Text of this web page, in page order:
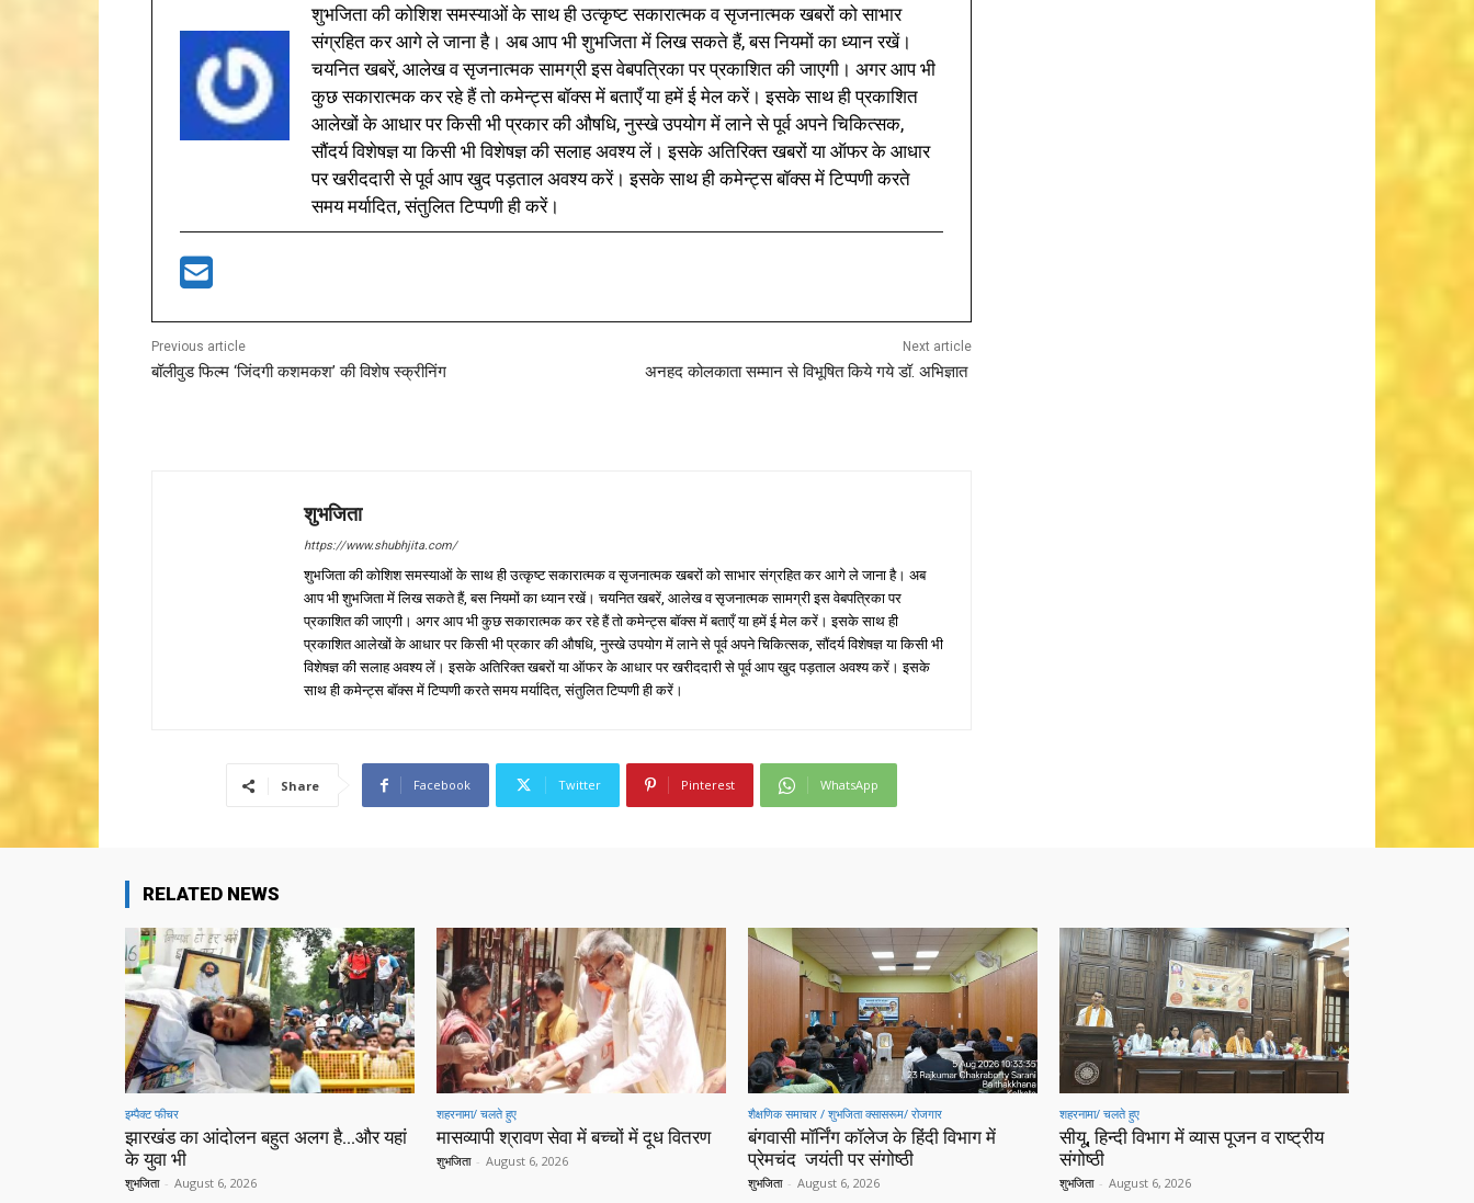
शुभजिता की कोशिश समस्याओं के साथ ही उत्कृष्ट सकारात्मक व सृजनात्मक खबरों को साभार
संग्रहित कर आगे ले जाना है। अब आप भी शुभजिता में लिख सकते हैं, बस नियमों का ध्यान रखें।
चयनित खबरें, आलेख व सृजनात्मक सामग्री इस वेबपत्रिका पर प्रकाशित की जाएगी। अगर आप भी
कुछ सकारात्मक कर रहे हैं तो कमेन्ट्स बॉक्स में बताएँ या हमें ई मेल करें। इसके साथ ही प्रकाशित
आलेखों के आधार पर किसी भी प्रकार की औषधि, नुस्खे उपयोग में लाने से पूर्व अपने चिकित्सक,
सौंदर्य विशेषज्ञ या किसी भी विशेषज्ञ की सलाह अवश्य लें। इसके अतिरिक्त खबरों या ऑफर के आधार
पर खरीददारी से पूर्व आप खुद पड़ताल अवश्य करें। इसके साथ ही कमेन्ट्स बॉक्स में टिप्पणी करते
समय मर्यादित, संतुलित टिप्पणी ही करें।
Previous article
बॉलीवुड फिल्म ‘जिंदगी कशमकश’ की विशेष स्क्रीनिंग
Next article
अनहद कोलकाता सम्मान से विभूषित किये गये डॉ. अभिज्ञात
शुभजिता
https://www.shubhjita.com/
शुभजिता की कोशिश समस्याओं के साथ ही उत्कृष्ट सकारात्मक व सृजनात्मक खबरों को साभार संग्रहित कर आगे ले जाना है। अब
आप भी शुभजिता में लिख सकते हैं, बस नियमों का ध्यान रखें। चयनित खबरें, आलेख व सृजनात्मक सामग्री इस वेबपत्रिका पर
प्रकाशित की जाएगी। अगर आप भी कुछ सकारात्मक कर रहे हैं तो कमेन्ट्स बॉक्स में बताएँ या हमें ई मेल करें। इसके साथ ही
प्रकाशित आलेखों के आधार पर किसी भी प्रकार की औषधि, नुस्खे उपयोग में लाने से पूर्व अपने चिकित्सक, सौंदर्य विशेषज्ञ या किसी भी
विशेषज्ञ की सलाह अवश्य लें। इसके अतिरिक्त खबरों या ऑफर के आधार पर खरीददारी से पूर्व आप खुद पड़ताल अवश्य करें। इसके
साथ ही कमेन्ट्स बॉक्स में टिप्पणी करते समय मर्यादित, संतुलित टिप्पणी ही करें।
Share Facebook Twitter Pinterest WhatsApp
RELATED NEWS
इम्पैक्ट फीचर
झारखंड का आंदोलन बहुत अलग है…और यहां
के युवा भी
शुभजिता - August 6, 2026
शहरनामा/ चलते हुए
मासव्यापी श्रावण सेवा में बच्चों में दूध वितरण
शुभजिता - August 6, 2026
शैक्षणिक समाचार / शुभजिता क्सासरूम/ रोजगार
बंगवासी मॉर्निंग कॉलेज के हिंदी विभाग में
प्रेमचंद जयंती पर संगोष्ठी
शुभजिता - August 6, 2026
शहरनामा/ चलते हुए
सीयू, हिन्दी विभाग में व्यास पूजन व राष्ट्रीय
संगोष्ठी
शुभजिता - August 6, 2026